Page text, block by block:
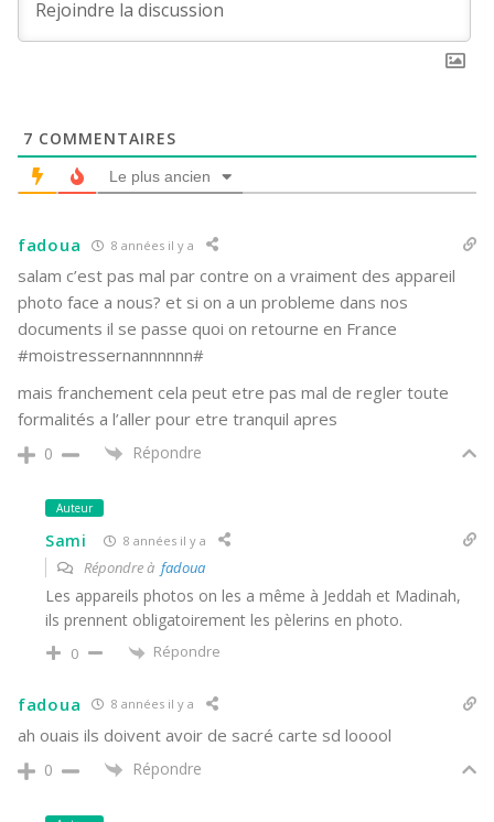
7 COMMENTAIRES
Le plus ancien
fadoua 8 années il y a
salam c’est pas mal par contre on a vraiment des appareil
photo face a nous? et si on a un probleme dans nos
documents il se passe quoi on retourne en France
#moistressernannnnnn#
mais franchement cela peut etre pas mal de regler toute
formalités a l’aller pour etre tranquil apres
0 Répondre
Auteur
Sami 8 années il y a
Répondre à fadoua
Les appareils photos on les a même à Jeddah et Madinah,
ils prennent obligatoirement les pèlerins en photo.
0 Répondre
fadoua 8 années il y a
ah ouais ils doivent avoir de sacré carte sd looool
0 Répondre